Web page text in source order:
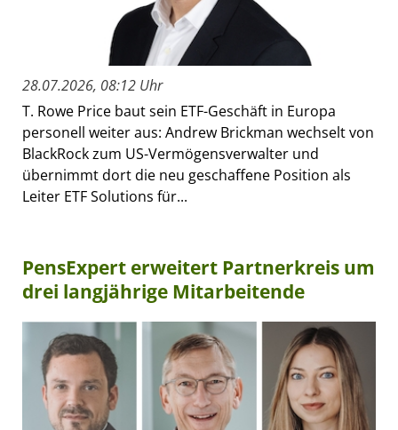
28.07.2026, 08:12 Uhr
T. Rowe Price baut sein ETF-Geschäft in Europa
personell weiter aus: Andrew Brickman wechselt von
BlackRock zum US-Vermögensverwalter und
übernimmt dort die neu geschaffene Position als
Leiter ETF Solutions für...
PensExpert erweitert Partnerkreis um
drei langjährige Mitarbeitende